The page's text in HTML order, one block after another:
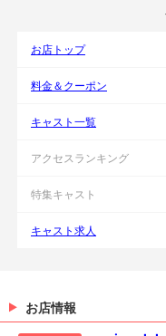
お店トップ
料金＆クーポン
キャスト一覧
アクセスランキング
特集キャスト
キャスト求人
お店情報